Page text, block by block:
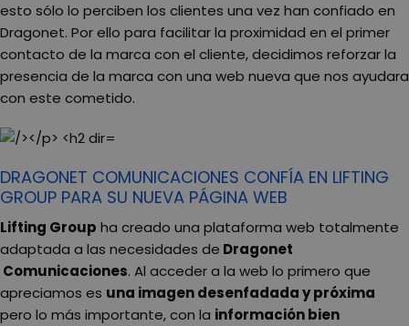
esto sólo lo perciben los clientes una vez han confiado en
Dragonet. Por ello para facilitar la proximidad en el primer
contacto de la marca con el cliente, decidimos reforzar la
presencia de la marca con una web nueva que nos ayudara
con este cometido.
DRAGONET COMUNICACIONES CONFÍA EN LIFTING
GROUP PARA SU NUEVA PÁGINA WEB
Lifting Group ha creado una plataforma web totalmente
adaptada a las necesidades de Dragonet
Comunicaciones. Al acceder a la web lo primero que
apreciamos es una imagen desenfadada y próxima
pero lo más importante, con la información bien